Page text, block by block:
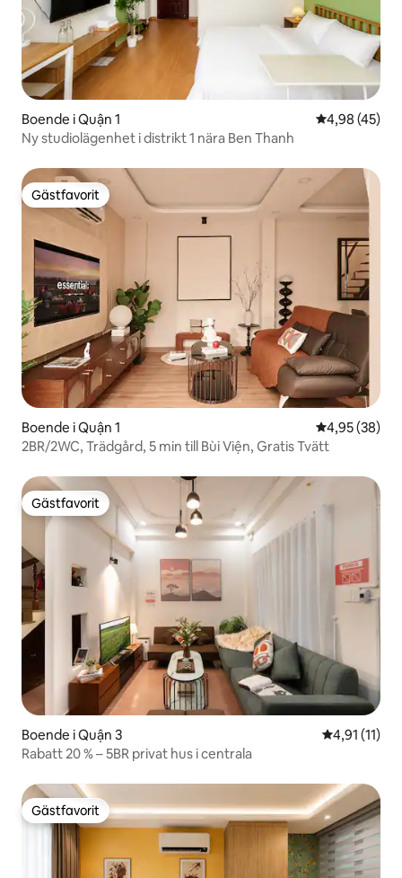
Boende i Quận 1 4,98 av 5 i
4,98 (45)
Ny studiolägenhet i distrikt 1 nära Ben Thanh
Gästfavorit
Gästfavorit
Boende i Quận 1 4,95 av 5 i
4,95 (38)
2BR/2WC, Trädgård, 5 min till Bùi Viện, Gratis Tvätt
Gästfavorit
Gästfavorit
Boende i Quận 3 4,91 av 5 i
4,91 (11)
Rabatt 20 % – 5BR privat hus i centrala
Gästfavorit
Gästfavorit